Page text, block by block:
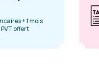
+ 1 mois
offert